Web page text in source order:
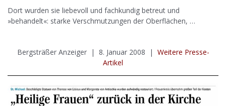
Dort wurden sie liebevoll und fachkundig betreut und
»behandelt«: starke Verschmutzungen der Oberflächen, …
Bergsträßer Anzeiger | 8. Januar 2008 | Weitere Presse-
Artikel